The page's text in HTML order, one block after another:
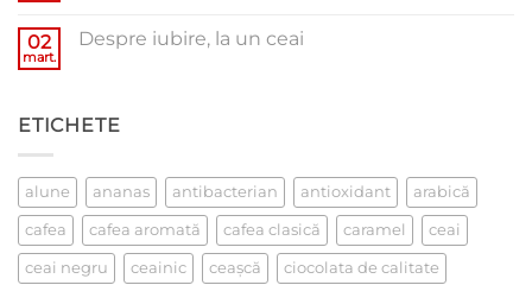
De
02
mart.
Despre iubire, la un ceai
iubire,
ETICHETE
alune ananas antibacterian antioxidant arabică
cafea cafea aromată cafea clasică caramel ceai
ceai negru ceainic ceaşcă ciocolata de calitate